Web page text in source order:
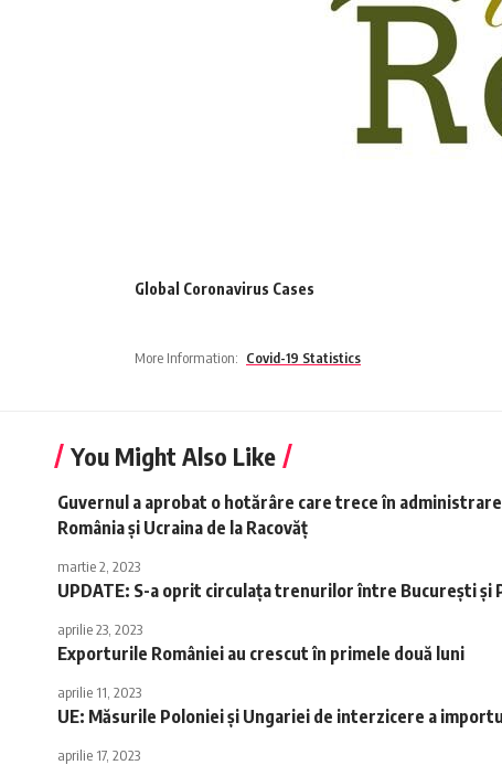
Global Coronavirus Cases
More Information: Covid-19 Statistics
You Might Also Like
Guvernul a aprobat o hotărâre care trece în
România şi Ucraina de la Racovăţ
martie 2, 2023
UPDATE: S-a oprit circulața trenurilor între București și
aprilie 23, 2023
Exporturile României au crescut în primele două luni
aprilie 11, 2023
UE: Măsurile Poloniei şi Ungariei de interzicere a
aprilie 17, 2023